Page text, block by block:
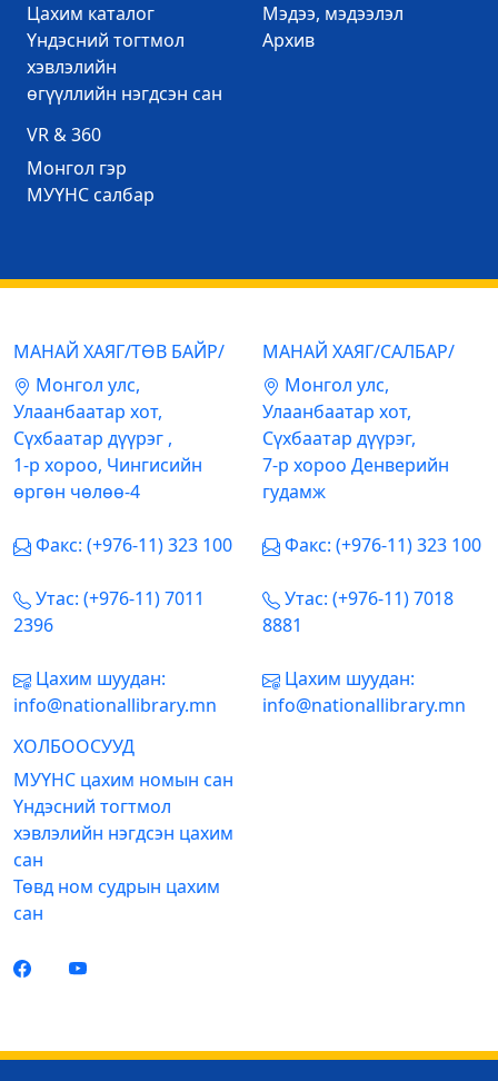
Цахим каталог
Үндэсний тогтмол
хэвлэлийн
өгүүллийн нэгдсэн сан
Mэдээ, мэдээлэл
Архив
VR & 360
Mонгол гэр
МУҮНС салбар
МАНАЙ ХАЯГ/ТӨВ БАЙР/
Mонгол улс,
Улаанбаатар хот,
Сүхбаатар дүүрэг ,
1-р хороо, Чингисийн
өргөн чөлөө-4
Факс: (+976-11) 323 100
Утас: (+976-11) 7011
2396
Цахим шуудан:
info@nationallibrary.mn
МАНАЙ ХАЯГ/САЛБАР/
Mонгол улс,
Улаанбаатар хот,
Сүхбаатар дүүрэг,
7-р хороо Денверийн
гудамж
Факс: (+976-11) 323 100
Утас: (+976-11) 7018
8881
Цахим шуудан:
info@nationallibrary.mn
ХОЛБООСУУД
МУҮНС цахим номын сан
Үндэсний тогтмол
хэвлэлийн нэгдсэн цахим
сан
Төвд ном судрын цахим
сан